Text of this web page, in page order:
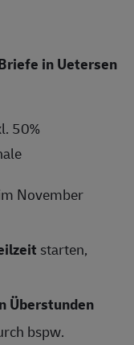
in Uetersen
50%
November
starten,
Überstunden
bspw.